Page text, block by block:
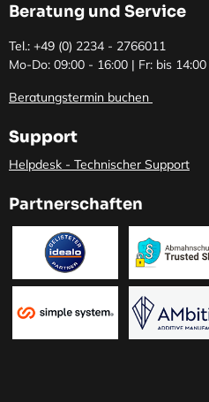
Beratung und Service
Tel.: +49 (0) 2234 - 2766011
Mo-Do: 09:00 - 16:00 | Fr: bis
Beratungstermin buchen
Support
Helpdesk - Technischer Support
Partnerschaften